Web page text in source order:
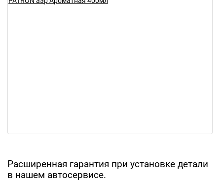
Расширенная гарантия при установке детали
в нашем автосервисе.